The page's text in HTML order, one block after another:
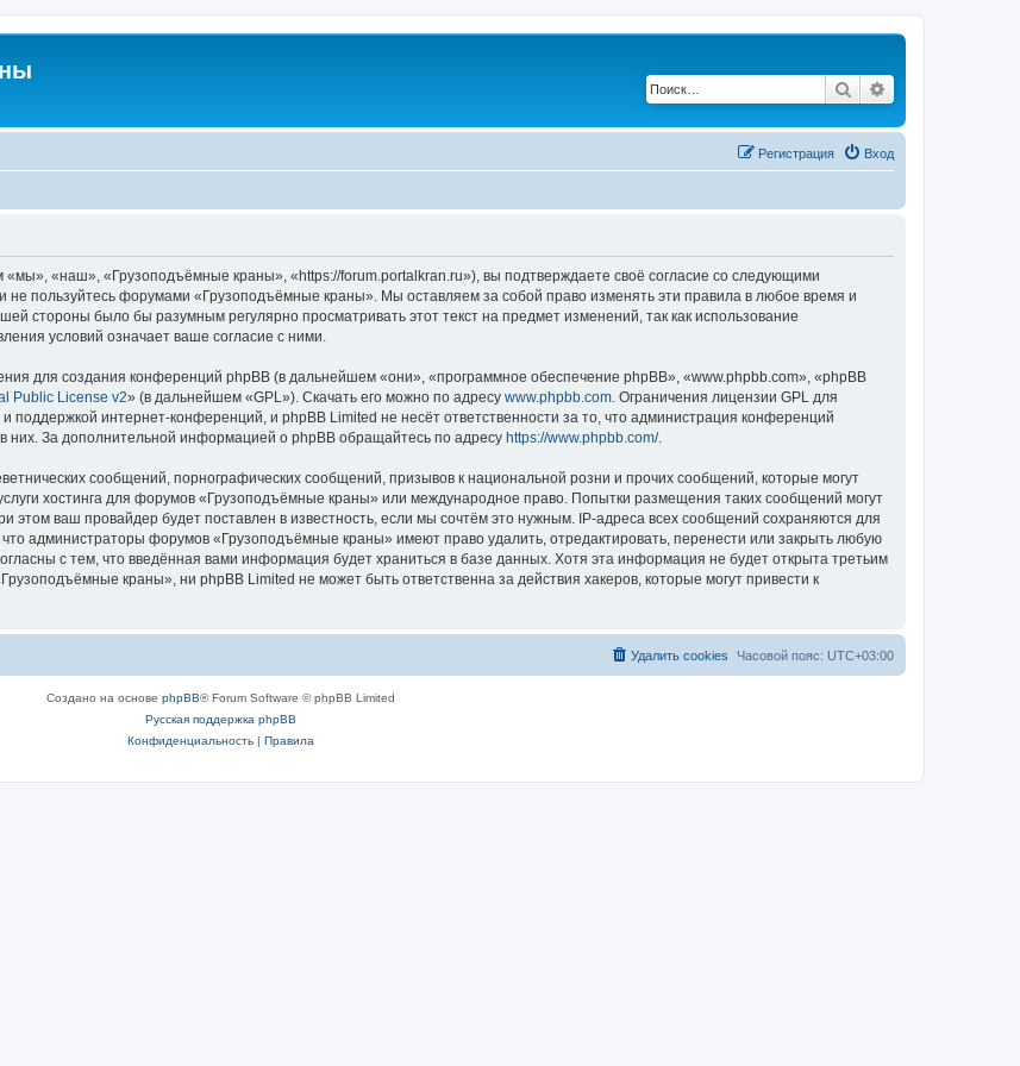
Поиск
Вход
Регистрация
«наш», «Грузоподъёмные краны», «https://forum.portalkran.ru»), вы подтверждаете своё согласие со следующими
не пользуйтесь форумами «Грузоподъёмные краны». Мы оставляем за собой право изменять эти правила в любое время и
стороны было бы разумным регулярно просматривать этот текст на предмет изменений, так как использование
условий означает ваше согласие с ними.
для создания конференций phpBB (в дальнейшем «они», «программное обеспечение phpBB», «www.phpbb.com», «phpBB
Public License v2» (в дальнейшем «GPL»). Скачать его можно по адресу www.phpbb.com . Ограничения лицензии GPL для
поддержкой интернет-конференций, и phpBB Limited не несёт ответственности за то, что администрация конференций
них. За дополнительной информацией о phpBB обращайтесь по адресу https://www.phpbb.com/.
сообщений, порнографических сообщений, призывов к национальной розни и прочих сообщений, которые могут
хостинга для форумов «Грузоподъёмные краны» или международное право. Попытки размещения таких сообщений могут
ваш провайдер будет поставлен в известность, если мы сочтём это нужным. IP-адреса всех сообщений сохраняются для
администраторы форумов «Грузоподъёмные краны» имеют право удалить, отредактировать, перенести или закрыть любую
с тем, что введённая вами информация будет храниться в базе данных. Хотя эта информация не будет открыта третьим
краны», ни phpBB Limited не может быть ответственна за действия хакеров, которые могут привести к
Часовой пояс: UTC+03:00
Удалить cookies
Создано на основе phpBB® Forum Software © phpBB Limited
Русская поддержка phpBB
Конфиденциальность| Правила